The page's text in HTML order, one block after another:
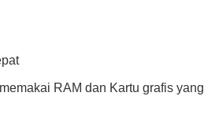
RAM dan Kartu grafis yang